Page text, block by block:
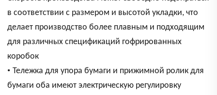
в соответствии с размером и высотой укладки, что
делает производство более плавным и подходящим
для различных спецификаций гофрированных
коробок
• Тележка для упора бумаги и прижимной ролик для
бумаги оба имеют электрическую регулировку